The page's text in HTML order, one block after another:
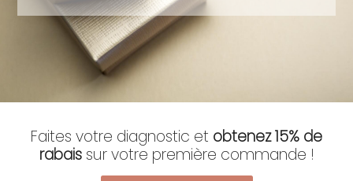
Faites votre diagnostic et obtenez 15% de
rabaissur votre première commande !